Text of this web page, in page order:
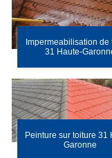
Impermeabilisation de
31 Haute-
Peinture sur toiture 31
Garonne